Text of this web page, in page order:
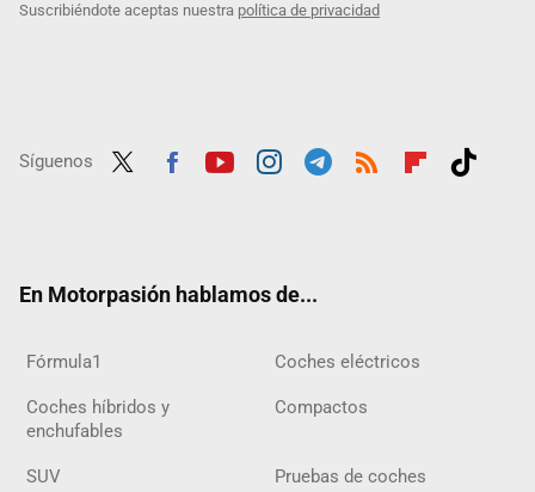
Suscribiéndote aceptas nuestra política de privacidad
Síguenos
En Motorpasión hablamos de...
Fórmula1 Coches eléctricos
Coches híbridos y
enchufables
Compactos
SUV Pruebas de coches